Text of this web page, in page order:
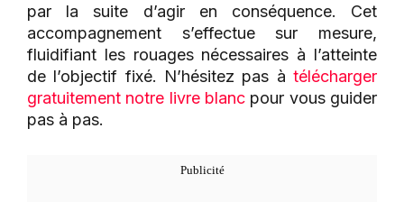
par la suite d’agir en conséquence. Cet
accompagnement s’effectue sur mesure,
fluidifiant les rouages nécessaires à l’atteinte
de l’objectif fixé. N’hésitez pas à télécharger
gratuitement notre livre blanc pour vous guider
pas à pas.